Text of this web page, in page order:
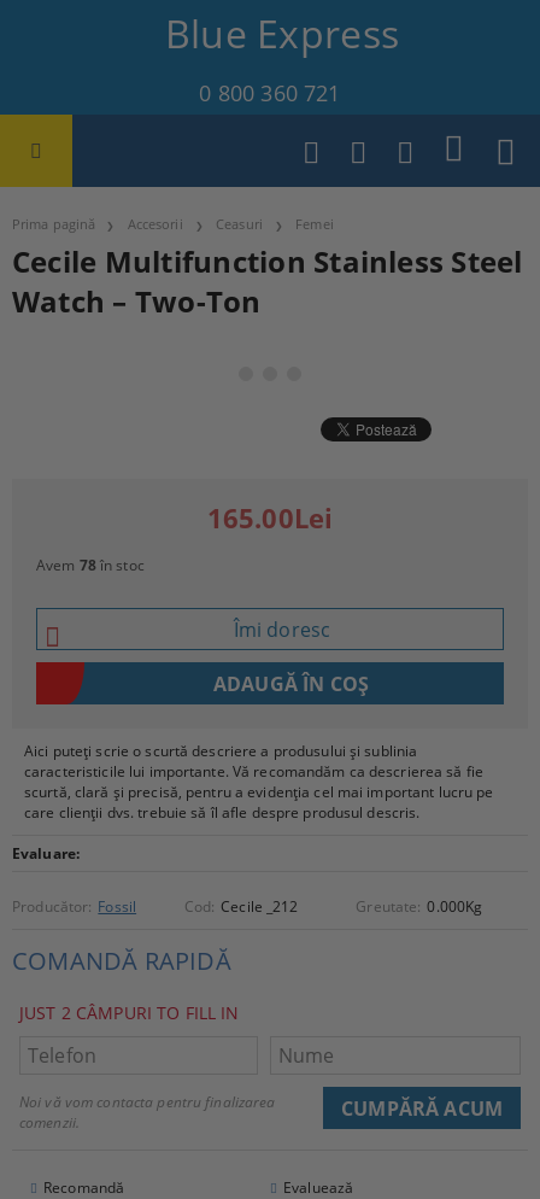
Blue Express
0 800 360 721
Prima pagină Accesorii Ceasuri Femei
Cecile Multifunction Stainless Steel
Watch – Two-Ton
Aici puteți scrie o scurtă descriere a produsului și sublinia
caracteristicile lui importante. Vă recomandăm ca descrierea să fie
scurtă, clară și precisă, pentru a evidenția cel mai important lucru pe
care clienții dvs. trebuie să îl afle despre produsul descris.
Evaluare:
Producător: Fossil Cod: Cecile _212 Greutate: 0.000Kg
COMANDĂ RAPIDĂ
JUST 2 CÂMPURI TO FILL IN
Noi vă vom contacta pentru finalizarea
comenzii.
Recomandă Evaluează
165.00Lei
Avem 78în stoc
Îmi doresc